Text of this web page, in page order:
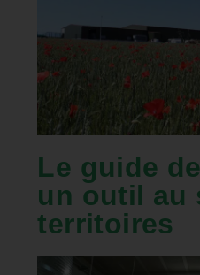
Le guide
un outil au
territoires